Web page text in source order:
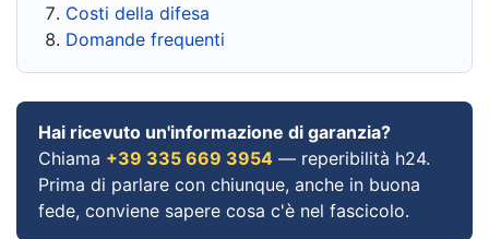
Costi della difesa
Domande frequenti
Hai ricevuto un'informazione di garanzia?
Chiama +39 335 669 3954 — reperibilità h24.
Prima di parlare con chiunque, anche in buona
fede, conviene sapere cosa c'è nel fascicolo.